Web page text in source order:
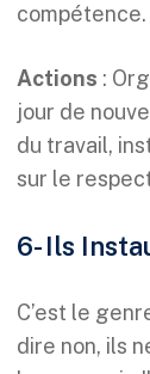
compétence.
Actions :
jour de
du travail,
sur le
6- Ils
C’est le
dire non, ils